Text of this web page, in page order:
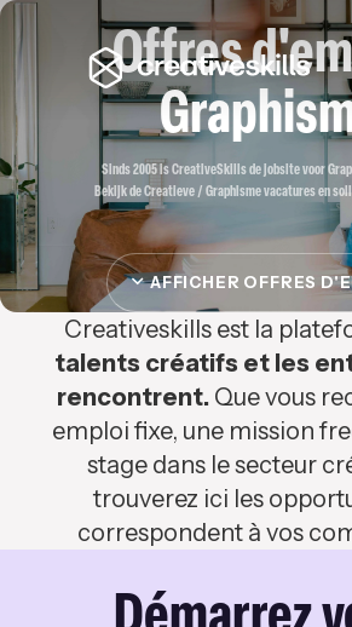
Offres
Sinds 2005 is CreativeSkills de jobsite voor
Bekijk de Creatieve / Graphisme vacatures en
AFFICHER OFFRES
Creativeskills est la
talents créatifs et les
rencontrent. Que vous
emploi fixe, une mission
stage dans le secteur
trouverez ici les
correspondent à vos